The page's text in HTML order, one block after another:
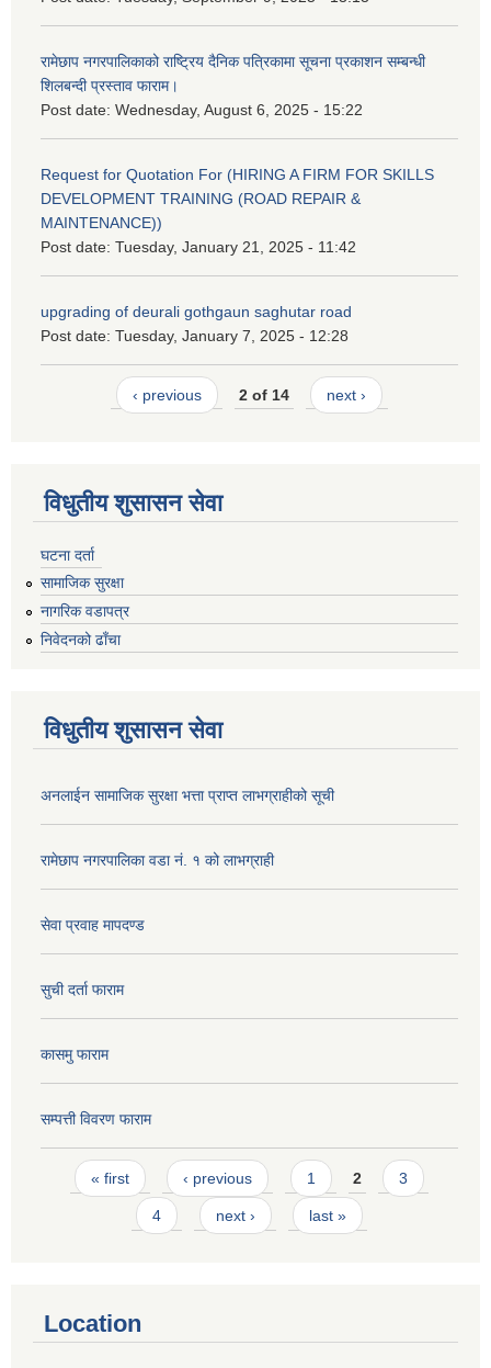
रामेछाप नगरपालिकाको राष्ट्रिय दैनिक पत्रिकामा सूचना प्रकाशन सम्बन्धी
शिलबन्दी प्रस्ताव फाराम।
Post date: Wednesday, August 6, 2025 - 15:22
Request for Quotation For (HIRING A FIRM FOR SKILLS
DEVELOPMENT TRAINING (ROAD REPAIR &
MAINTENANCE))
Post date: Tuesday, January 21, 2025 - 11:42
upgrading of deurali gothgaun saghutar road
Post date: Tuesday, January 7, 2025 - 12:28
‹ previous 2 of 14 next ›
विधुतीय शुसासन सेवा
घटना दर्ता
सामाजिक सुरक्षा
नागरिक वडापत्र
निवेदनको ढाँचा
विधुतीय शुसासन सेवा
अनलाईन सामाजिक सुरक्षा भत्ता प्राप्त लाभग्राहीको सूची
रामेछाप नगरपालिका वडा नं. १ को लाभग्राही
सेवा प्रवाह मापदण्ड
सुची दर्ता फाराम
कासमु फाराम
सम्पत्ती विवरण फाराम
Pages
« first ‹ previous 1 2 3
4 next › last »
Location